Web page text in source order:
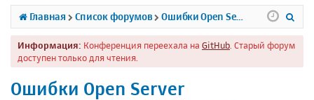
ы
л
к
р
у
м
о
д
Главная Список форумов
Информация: Конференция переехала на GitHub . Старый форум
доступен только для чтения.
Ошибки Open Server